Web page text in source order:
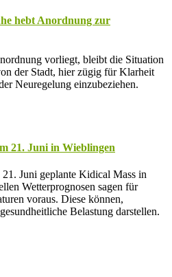
hebt Anordnung zur
vorliegt, bleibt die Situation
der Stadt, hier zügig für Klarheit
Neuregelung einzubeziehen.
21. Juni in Wieblingen
Juni geplante Kidical Mass in
Wetterprognosen sagen für
voraus. Diese können,
Belastung darstellen.